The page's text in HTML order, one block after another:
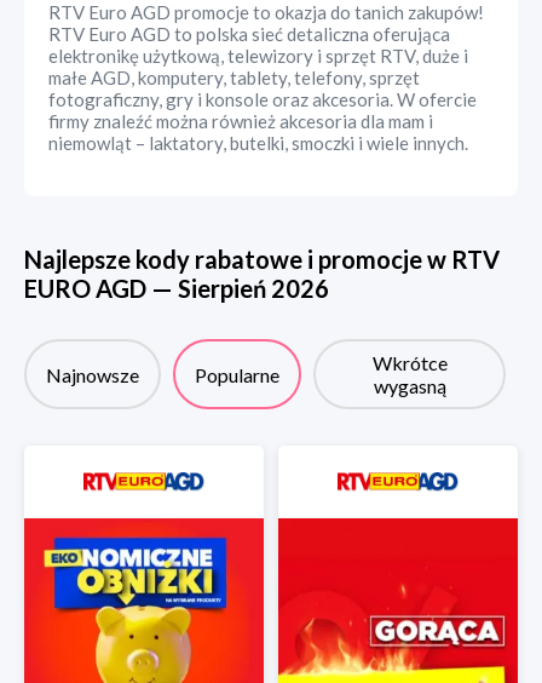
RTV Euro AGD promocje to okazja do tanich zakupów!
RTV Euro AGD to polska sieć detaliczna oferująca
elektronikę użytkową, telewizory i sprzęt RTV, duże i
małe AGD, komputery, tablety, telefony, sprzęt
fotograficzny, gry i konsole oraz akcesoria. W ofercie
firmy znaleźć można również akcesoria dla mam i
niemowląt – laktatory, butelki, smoczki i wiele innych.
Najlepsze kody rabatowe i promocje w RTV
EURO AGD — Sierpień 2026
Najnowsze Popularne
Wkrótce
wygasną